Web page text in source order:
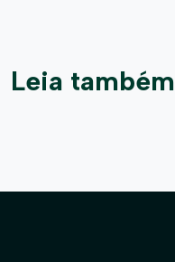
Leia também